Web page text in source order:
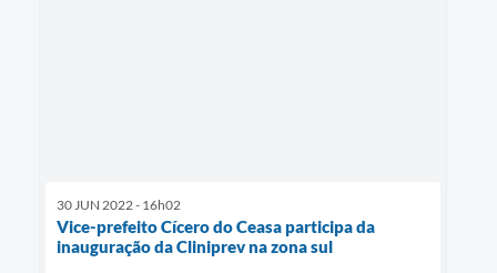
30 JUN 2022 - 16h02
Vice-prefeito Cícero do Ceasa participa da
inauguração da Cliniprev na zona sul